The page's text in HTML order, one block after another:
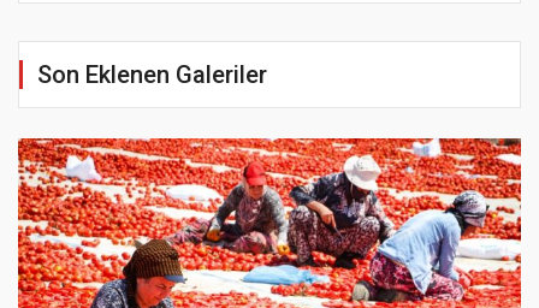
Son Eklenen Galeriler